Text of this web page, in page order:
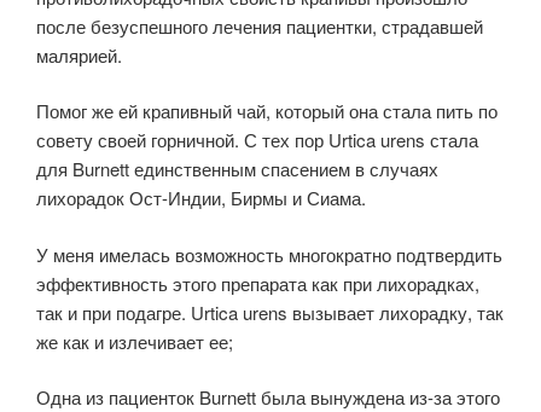
после безуспешного лечения пациентки, страдавшей
малярией.
Помог же ей крапивный чай, который она стала пить по
совету своей горничной. С тех пор Urtica urens стала
для Burnett единственным спасением в случаях
лихорадок Ост-Индии, Бирмы и Сиама.
У меня имелась возможность многократно подтвердить
эффективность этого препарата как при лихорадках,
так и при подагре. Urtica urens вызывает лихорадку, так
же как и излечивает ее;
Одна из пациенток Burnett была вынуждена из-за этого